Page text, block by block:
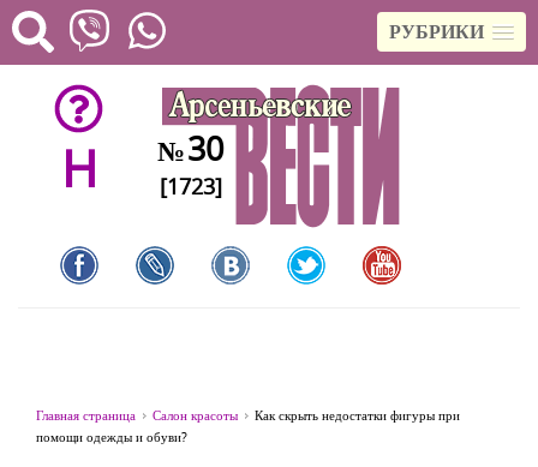
РУБРИКИ
H №30
[1723]
Главная страница Салон красоты
Как скрыть недостатки фигуры при
помощи одежды и обуви?